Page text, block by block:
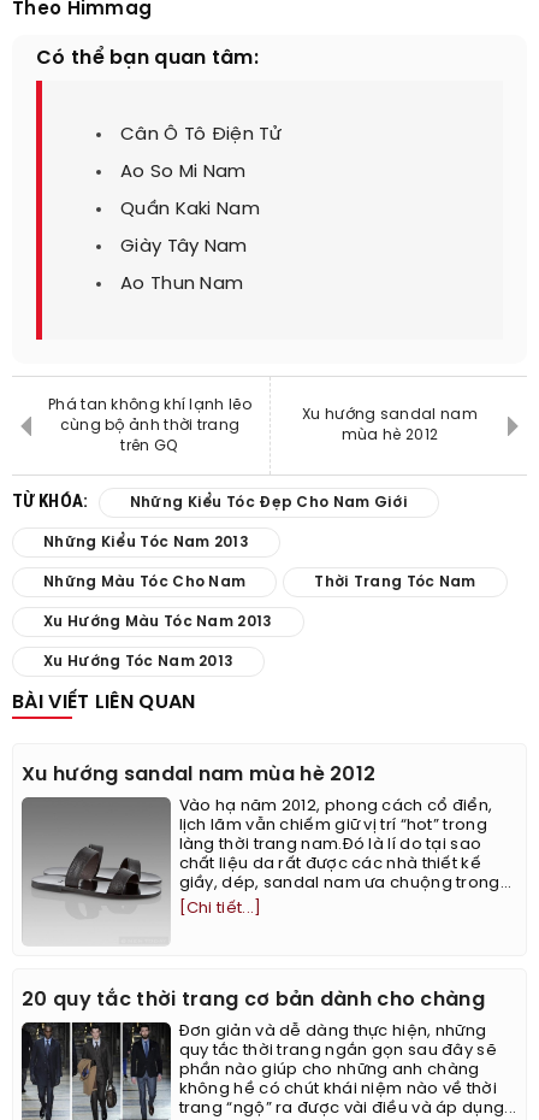
Theo Himmag
Có thể bạn quan tâm:
Cân Ô Tô Điện Tử
Ao So Mi Nam
Quần Kaki Nam
Giày Tây Nam
Ao Thun Nam
Phá tan không khí lạnh lẽo
cùng bộ ảnh thời trang
trên GQ
Xu hướng sandal nam
mùa hè 2012
TỪ KHÓA: Những Kiểu Tóc Đẹp Cho Nam Giới
Những Kiểu Tóc Nam 2013
Những Màu Tóc Cho Nam Thời Trang Tóc Nam
Xu Hướng Màu Tóc Nam 2013
Xu Hướng Tóc Nam 2013
BÀI VIẾT LIÊN QUAN
Xu hướng sandal nam mùa hè 2012
Vào hạ năm 2012, phong cách cổ điển,
lịch lãm vẫn chiếm giữ vị trí “hot” trong
làng thời trang nam.Đó là lí do tại sao
chất liệu da rất được các nhà thiết kế
giầy, dép, sandal nam ưa chuộng trong...
[Chi tiết...]
20 quy tắc thời trang cơ bản dành cho chàng
Đơn giản và dễ dàng thực hiện, những
quy tắc thời trang ngắn gọn sau đây sẽ
phần nào giúp cho những anh chàng
không hề có chút khái niệm nào về thời
trang “ngộ” ra được vài điều và áp dụng...